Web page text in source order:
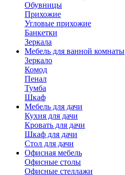
Обувницы
Прихожие
Угловые прихожие
Банкетки
Зеркала
Мебель для ванной комнаты
Зеркало
Комод
Пенал
Тумба
Шкаф
Мебель для дачи
Кухня для дачи
Кровать для дачи
Шкаф для дачи
Стол для дачи
Офисная мебель
Офисные столы
Офисные стеллажи